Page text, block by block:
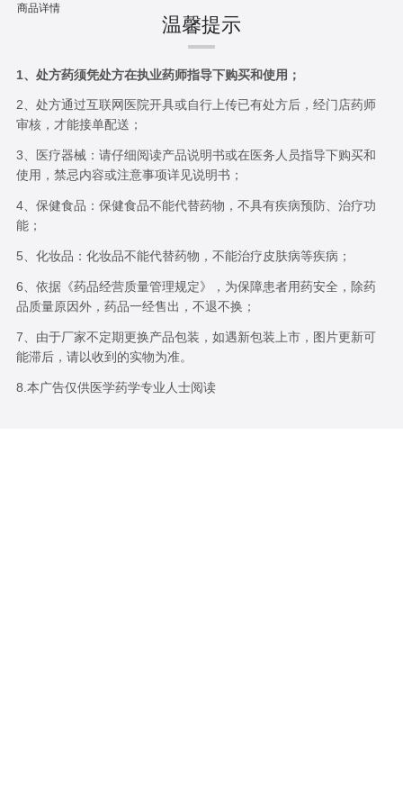
商品详情
温馨提示
1、处方药须凭处方在执业药师指导下购买和使用；
2、处方通过互联网医院开具或自行上传已有处方后，经门店药师
审核，才能接单配送；
3、医疗器械：请仔细阅读产品说明书或在医务人员指导下购买和
使用，禁忌内容或注意事项详见说明书；
4、保健食品：保健食品不能代替药物，不具有疾病预防、治疗功
能；
5、化妆品：化妆品不能代替药物，不能治疗皮肤病等疾病；
6、依据《药品经营质量管理规定》，为保障患者用药安全，除药
品质量原因外，药品一经售出，不退不换；
7、由于厂家不定期更换产品包装，如遇新包装上市，图片更新可
能滞后，请以收到的实物为准。
8.本广告仅供医学药学专业人士阅读